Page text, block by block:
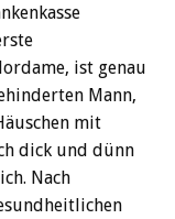
ist genau
Mann,
mit
dick und dünn
Nach